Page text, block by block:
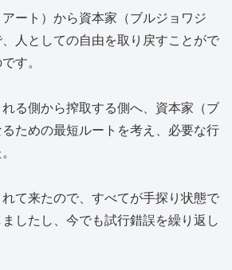
ート）から資本家（ブルジョワジ
人としての自由を取り戻すことがで
す。
る側から搾取する側へ、資本家（ブ
ための最短ルートを考え、必要な行
て来たので、すべてが手探り状態で
したし、今でも試行錯誤を繰り返し